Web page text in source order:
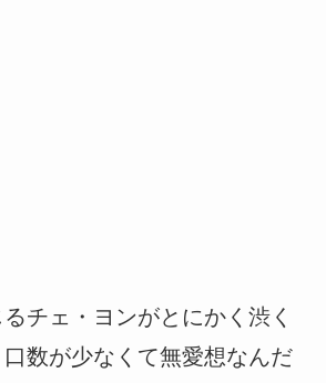
チェ・ヨンがとにかく渋く
数が少なくて無愛想なんだ